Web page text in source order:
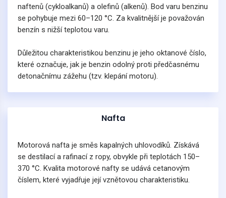
naftenů (cykloalkanů) a olefinů (alkenů). Bod varu benzinu
se pohybuje mezi 60–120 °C. Za kvalitnější je považován
benzín s nižší teplotou varu.
Důležitou charakteristikou benzinu je jeho oktanové číslo,
které označuje, jak je benzin odolný proti předčasnému
detonačnímu zážehu (tzv. klepání motoru).
Nafta
Motorová nafta je směs kapalných uhlovodíků. Získává
se destilací a rafinací z ropy, obvykle při teplotách 150–
370 °C. Kvalita motorové nafty se udává cetanovým
číslem, které vyjadřuje její vznětovou charakteristiku.